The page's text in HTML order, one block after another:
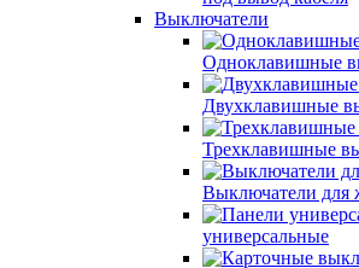
Выключатели
Одноклавишные
Двухклавишные
Трехклавишные
Выключатели для
универсальные